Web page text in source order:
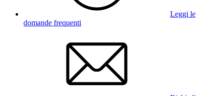
Leggi le
domande frequenti